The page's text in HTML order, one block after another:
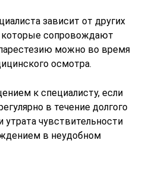
зависит от других
которые сопровождают
можно во время
осмотра.
к специалисту, если
в течение долгого
утрата чувствительности
в неудобном